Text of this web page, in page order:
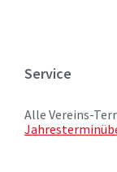
Service
Alle Vereins-